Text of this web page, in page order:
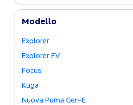
Modello
Explorer
Explorer EV
Focus
Kuga
Nuova Puma Gen-E